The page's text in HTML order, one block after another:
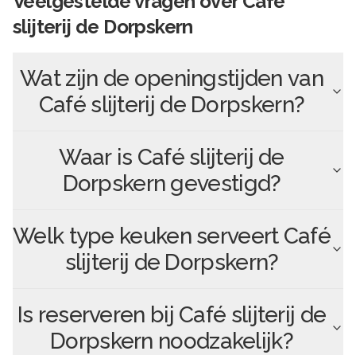
slijterij de Dorpskern
Wat zijn de openingstijden van
Café slijterij de Dorpskern?
Waar is Café slijterij de
Dorpskern gevestigd?
Welk type keuken serveert Café
slijterij de Dorpskern?
Is reserveren bij Café slijterij de
Dorpskern noodzakelijk?